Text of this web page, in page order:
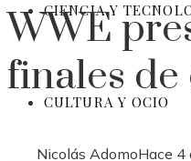
CIENCIA Y
CULTURA Y OCIO
WWE
finales de
Nicolás AdomoHace 4